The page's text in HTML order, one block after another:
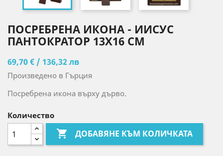
ПОСРЕБРЕНА ИКОНА - ИИСУС
ПАНТОКРАТОР 13X16 CM
69,70 € / 136,32 лв
Произведено в Гърция
Посребрена икона върху дърво.
Количество
 ДОБАВЯНЕ КЪМ КОЛИЧКАТА